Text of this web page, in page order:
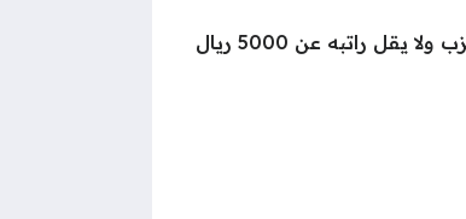
تقديم تعريف بالراتب الشهري صادر عن جهة العمل، حيث يجب أن يكون الشخص المنتفع بالخدمة موظف أعزب ولا يقل راتبه عن 5000 ريال